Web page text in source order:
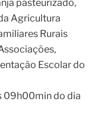
pasteurizado,
Agricultura
Rurais
Escolar do
09h00min do dia